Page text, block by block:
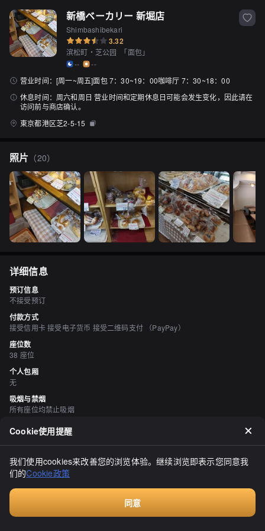
新橋ベーカリー 新堀店
Shimbashibekari
3.32
滨松町・芝公园 「面包」
--
--
营业时间： [周一~周五]面包 7：30~19：00咖啡厅 7：30~18：00
休息时间： 周六和周日 营业时间和定期休息日可能会发生变化，因此请在
访问前与商店确认。
東京都港区芝2-5-15
照片 （20）
详细信息
预订信息
不接受预订
付款方式
接受信用卡 接受电子货币 接受二维码支付 （PayPay）
座位数
38 座位
个人包厢
无
吸烟与禁烟
所有座位均禁止吸烟
停车场
无
评价（20）
ろろすけ
我再次光临原宿ドック和苹果葡萄干。我周五来这里主要是为了买半
价的吐司，顺便买点面包带回家。原宿ドック这个名字为什么会这样
Cookie使用提醒
我们使用cookies来改善您的浏览体验。继续浏览即表示您同意我
们的Cookie政策
同意